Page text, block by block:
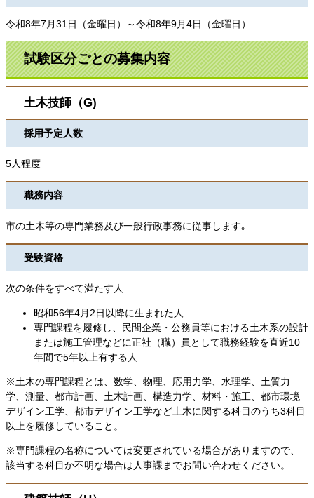
令和8年7月31日（金曜日）～令和8年9月4日（金曜日）
試験区分ごとの募集内容
土木技師（G)
採用予定人数
5人程度
職務内容
市の土木等の専門業務及び一般行政事務に従事します｡
受験資格
次の条件をすべて満たす人
昭和56年4月2日以降に生まれた人
専門課程を履修し、民間企業・公務員等における土木系の設計
または施工管理などに正社（職）員として職務経験を直近10
年間で5年以上有する人
※土木の専門課程とは、数学、物理、応用力学、水理学、土質力
学、測量、都市計画、土木計画、構造力学、材料・施工、都市環境
デザイン工学、都市デザイン工学など土木に関する科目のうち3科目
以上を履修していること。
※専門課程の名称については変更されている場合がありますので、
該当する科目か不明な場合は人事課までお問い合わせください。